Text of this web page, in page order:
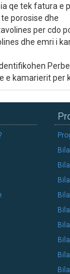
qe tek fatura e
porosise dhe
per cdo
dhe emri i
e kamarierit per